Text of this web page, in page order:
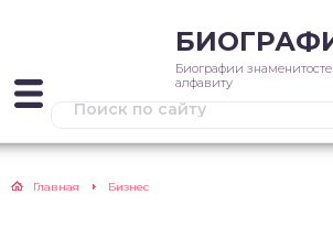
Биографии
алфавиту
Главная Бизнес